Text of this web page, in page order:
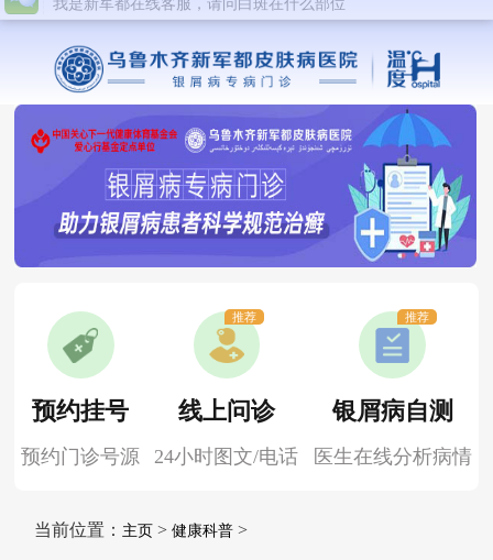
预约挂号
预约门诊号源
线上问诊
24小时图文/电话
推荐
银屑病自测
医生在线分析病情
推荐
当前位置： 主页> 健康科普>